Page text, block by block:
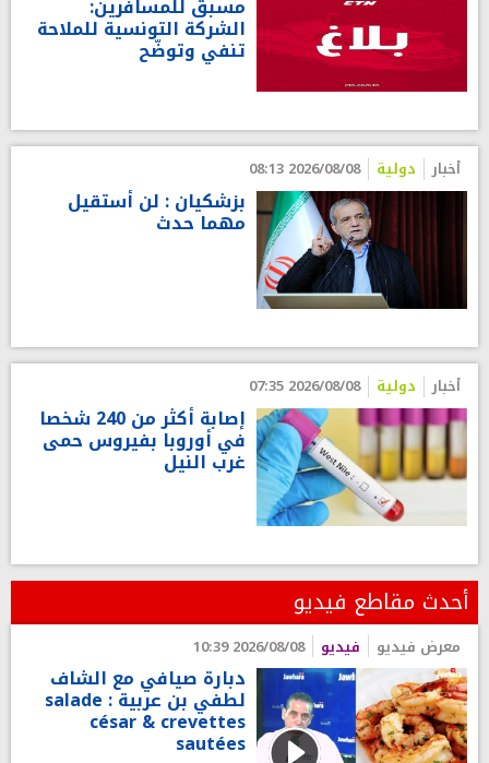
الشركة التونسية للملاحة
تنفي وتوضّح
أخبار دولية 2026/08/08 08:13
بزشكيان : لن أستقيل
مهما حدث
أخبار دولية 2026/08/08 07:35
إصابة أكثر من 240 شخصا
في أوروبا بفيروس حمى
غرب النيل
أحدث مقاطع فيديو
معرض فيديو فيديو 2026/08/08 10:39
دبارة صيافي مع الشاف
لطفي بن عربية : salade
césar & crevettes
sautées